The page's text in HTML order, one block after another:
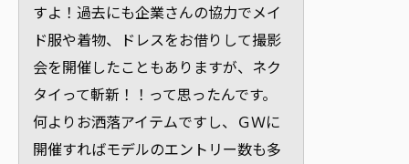
すよ！過去にも企業さんの協力でメイ
ド服や着物、ドレスをお借りして撮影
会を開催したこともありますが、ネク
タイって斬新！！って思ったんです。
何よりお洒落アイテムですし、ＧＷに
開催すればモデルのエントリー数も多